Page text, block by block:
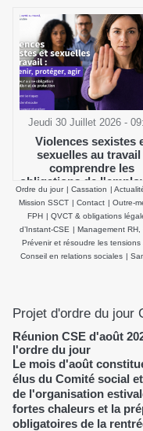
Jeudi 30 Juillet 2026 -
Violences sexistes
sexuelles au travail
comprendre les
obligations de
et agir
Ordre du jour | Cassation |
Mission SSCT | Contact | Outre-
FPH | QVCT & obligations
d’Instant-CSE | Management
Prévenir et résoudre les tensions
Conseil en relations sociales |
Projet d'ordre du jour
Réunion CSE d'août
l'ordre du jour
Le mois d'août
élus du Comité social
de l'organisation
fortes chaleurs et la
obligatoires de la